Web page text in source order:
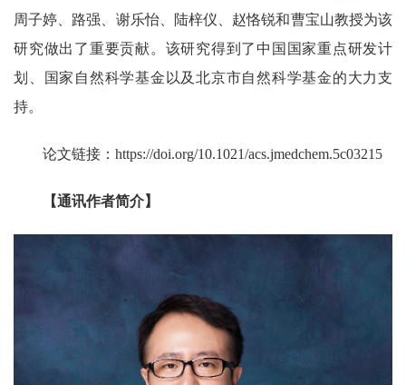
周子婷、路强、谢乐怡、陆梓仪、赵恪锐和曹宝山教授为该
研究做出了重要贡献。该研究得到了中国国家重点研发计
划、国家自然科学基金以及北京市自然科学基金的大力支
持。
论文链接： https://doi.org/10.1021/acs.jmedchem.5c03215
【通讯作者简介】